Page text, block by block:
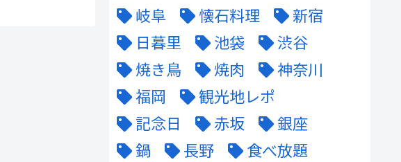
岐阜
懐石料理
新宿
日暮里
池袋
渋谷
焼き鳥
焼肉
神奈川
福岡
観光地レポ
記念日
赤坂
銀座
鍋
長野 食べ放題